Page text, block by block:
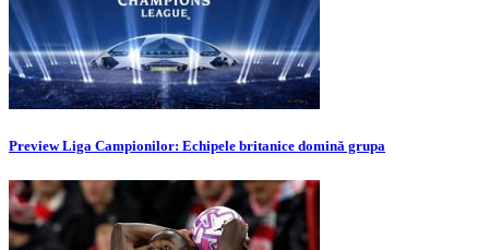
Preview Liga Campionilor: Echipele britanice domină grupa